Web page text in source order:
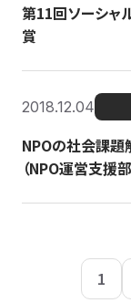
第11回ソーシャ
賞
2018.12.04
NPOの社会課題
（NPO運営支援
1